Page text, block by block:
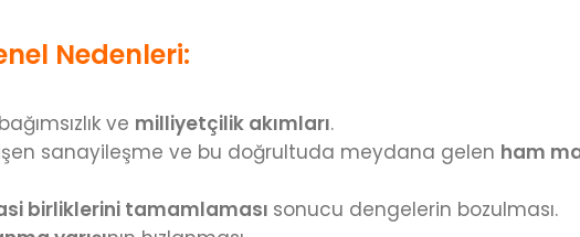
Nedenleri:
ve milliyetçilik akımları.
sanayileşme ve bu doğrultuda meydana gelen ham
birliklerini tamamlaması sonucu dengelerin bozulması.